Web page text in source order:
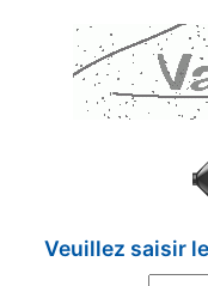
Veuillez saisir